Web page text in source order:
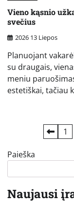
Vieno kąsnio
svečius
2026 13 Liepos
Planuojant
su draugais,
meniu
estetiškai, tačiau
1
Paieška
Naujausi